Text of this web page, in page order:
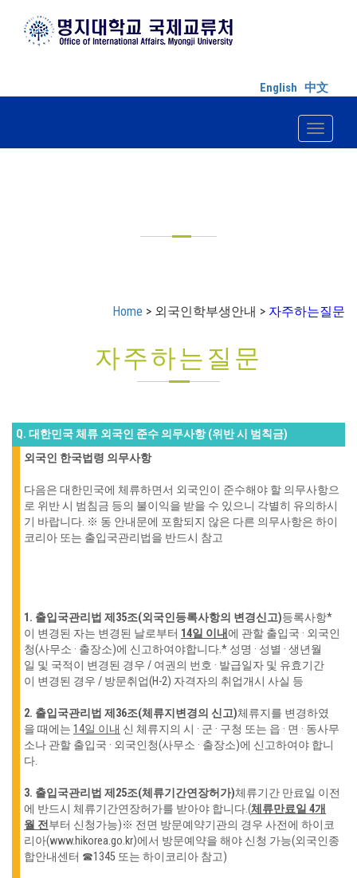
English 中文
Toggle
Home > 외국인학부생안내 > 자주하는질문
자주하는질문
Q. 대한민국 체류 외국인 준수 의무사항 (위반 시 범칙금)
외국인 한국법령 의무사항
다음은 대한민국에 체류하면서 외국인이 준수해야 할 의무사항으
로 위반 시 범침금 등의 불이익을 받을 수 있으니 각별히 유의하시
기 바랍니다. ※ 동 안내문에 포함되지 않은 다른 의무사항은 하이
코리아 또는 출입국관리법을 반드시 참고
1. 출입국관리법 제35조(외국인등록사항의 변경신고)등록사항*
이 변경된 자는 변경된 날로부터 14일 이 내에 관할 출입국 · 외국인
청(사무소 · 출장소)에 신고하여야합니다.* 성명 · 성별 · 생년월
일 및 국적이 변경된 경우 / 여권의 번호 · 발급일자 및 유효기간
이 변경된 경우 / 방문취업(H-2) 자격자의 취업개시 사실 등
2. 출입국관리법 제36조(체류지변경의 신고)체류지를 변경하였
을 때에는 14일 이내 신 체류지의 시 · 군 · 구청 또는 읍 · 면 · 동사무
소나 관할 출입국 · 외국인청(사무소 · 출장소)에 신고하여야 합니
다.
3. 출입국관리법 제25조(체류기간연장허가)체류기간 만료일 이전
에 반드시 체류기간연장허가를 받아야 합니다.(체류만료일 4개
월 전부터 신청가능)※ 전면 방문예약기관의 경우 사전에 하이코
리아(www.hikorea.go.kr)에서 방문예약을 해야 신청 가능(외국인종
합안내센터 ☎1345 또는 하이코리아 참고)